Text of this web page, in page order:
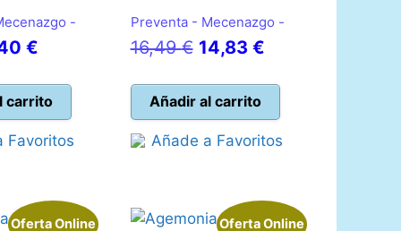
-
€.
€
actual
es:
7,40 €.
carrito
Favoritos
Preventa - Mecenazgo -
16,49€ El
original
era:
16,49 €.
14,83 €El
es:
14,83 €.
Añadir al carrito
Añade a Favoritos
Oferta Online Oferta Online